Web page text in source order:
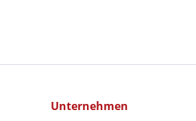
Unternehmen